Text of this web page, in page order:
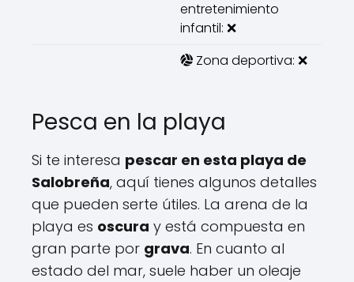
entretenimiento
infantil: ❌
Zona deportiva: ❌
Pesca en la playa
Si te interesa pescar en esta playa de
Salobreña, aquí tienes algunos detalles
que pueden serte útiles. La arena de la
playa es oscura y está compuesta en
gran parte por grava. En cuanto al
estado del mar, suele haber un oleaje